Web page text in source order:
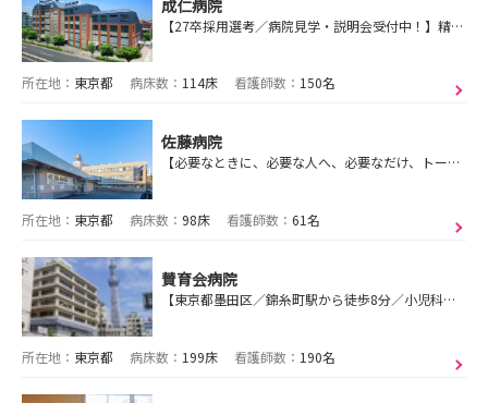
成仁病院
【27卒採用選考／病院見学・説明会受付中！】精神科救急・急性期医療に特化した専門病院です。 精神科最先端の医療を学びながら、患者様を一緒に支援しませんか？
所在地： 東京都 病床数： 114床 看護師数： 150名
佐藤病院
【必要なときに、必要な人へ、必要なだけ、トータルにサービスを提供していく】を理念に、急性期～在宅まで多職種で連職し福寿会グループ全体で医療・介護サービスを提供！
所在地： 東京都 病床数： 98床 看護師数： 61名
賛育会病院
【東京都墨田区／錦糸町駅から徒歩8分／小児科あり／年間休日120日以上＋夏季休暇有】
所在地： 東京都 病床数： 199床 看護師数： 190名